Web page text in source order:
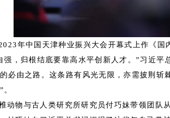
年中国天津种业振兴大会开幕式上作《
，归根结底要靠高水平创新人才。”习近
必由之路。这条路有风光无限，亦需披荆
动物与古人类研究所研究员付巧妹带领团队